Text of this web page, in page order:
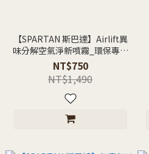
【SPARTAN 斯巴達】Airlift異
味分解空氣淨新噴霧_環保專業
版(946ml)
NT$750
NT$1,490